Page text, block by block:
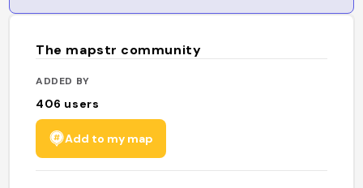
The mapstr community
ADDED BY
406 users
Add to my map